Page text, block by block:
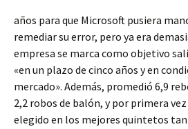
años para que Microsoft pusiera
remediar su error, pero ya era
empresa se marca como objetivo
«en un plazo de cinco años y en
mercado». Además, promedió 6,9
2,2 robos de balón, y por primera
elegido en los mejores quintetos